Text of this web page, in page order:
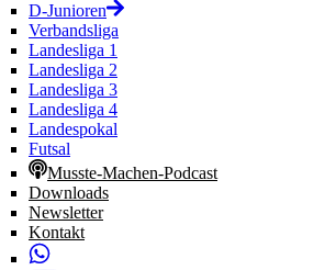
D-Junioren
Verbandsliga
Landesliga 1
Landesliga 2
Landesliga 3
Landesliga 4
Landespokal
Futsal
Musste-Machen-Podcast
Downloads
Newsletter
Kontakt